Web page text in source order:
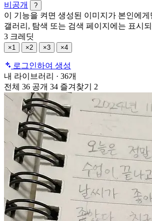
비공개
?
이 기능을 켜면 생성된 이미지가 본인에게
갤러리, 탐색 또는 검색 페이지에는 표시
3 크레딧
×1 ×2 ×3 ×4
로그인하여 생성
내 라이브러리 · 36개
전체 36 공개 34 즐겨찾기 2